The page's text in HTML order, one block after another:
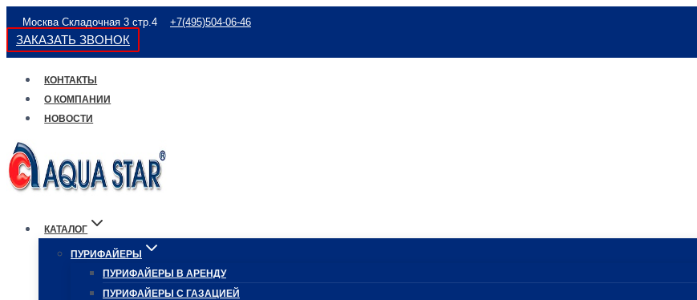
Перейти
содержимому
Москва Складочная 3 стр.4 +7(495)504-06-46
ЗАКАЗАТЬ ЗВОНОК
КОНТАКТЫ
О КОМПАНИИ
НОВОСТИ
КАТАЛОГ
ПУРИФАЙЕРЫ
ПУРИФАЙЕРЫ В АРЕНДУ
ПУРИФАЙЕРЫ С ГАЗАЦИЕЙ